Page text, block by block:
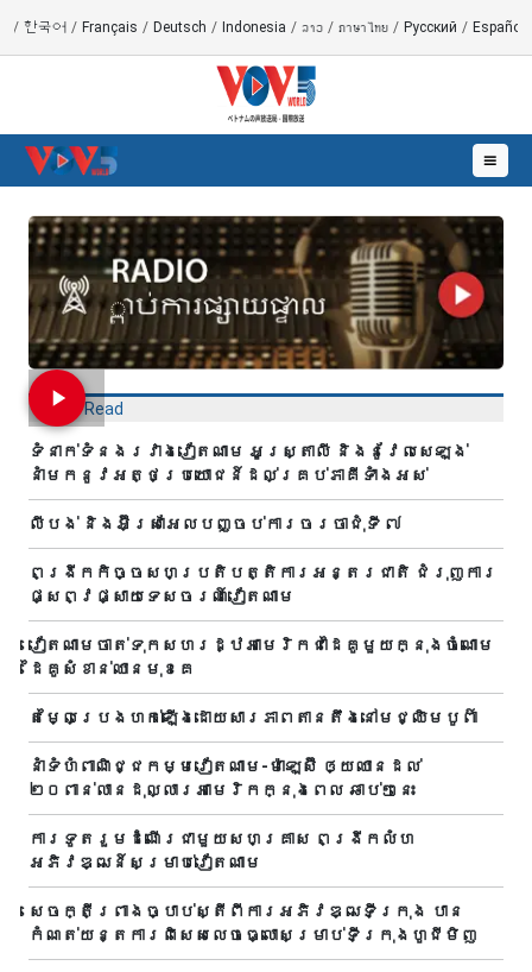
/ 한국어 / Français / Deutsch / Indonesia / ລາວ / ภาษาไทย / Русский / Español
☰
Most Read
ទំនាក់ទំនងរវាងវៀតណាម អូស្ត្រាលី និងនូវែលសេឡង់
នាំមកនូវអត្ថប្រយោជន៍ដល់គ្រប់ភាគីទាំងអស់
លីបង់ និងអ៊ីស្រាអែលបញ្ចប់ការចរចាជុំទី ៧​
ពង្រីកកិច្ចសហប្រតិបត្តិការអន្តរជាតិ ជំរុញការ
ផ្សព្វផ្សាយទេសចរណ៍វៀតណាម
វៀតណាមចាត់ទុកសហរដ្ឋអាមេរិកជាដៃគូមួយក្នុងចំណោម
ដៃគូសំខាន់ឈានមុខគេ
តម្លៃប្រេងហក់ឡើងដោយសារភាពតានតឹងនៅមជ្ឈិមបូព៌ា
នាំទំហំពាណិជ្ជកម្មវៀតណាម-ម៉ាឡេស៊ី ឲ្យឈានដល់
២០ពាន់លានដុល្លារអាមេរិកក្នុងពេល ឆាប់ៗនេះ
ការទូតរួមដំណើរជាមួយសហគ្រាស ពង្រីកលំហ
អភិវឌ្ឍន៍សម្រាប់វៀតណាម
សេចក្តីព្រាងច្បាប់ស្តីពីការអភិវឌ្ឍទីក្រុង បាន​
កំណត់យន្តការពិសេសលេចធ្លោសម្រាប់ទីក្រុងហូជីមិញ